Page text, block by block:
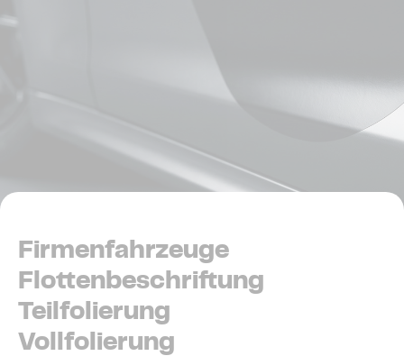
Firmenfahrzeuge
Flottenbeschriftung
Teilfolierung
Vollfolierung